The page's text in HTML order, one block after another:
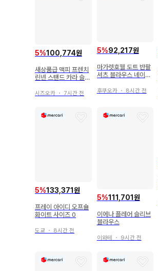
5%100,774원
새상품급 맥피 프렌치
린넨 스탠드 카라 슬리
시즈오카 ・ 7시간 전
5%92,217원
마가렛호웰 도트 반팔
셔츠 블라우스 네이비
후쿠오카・ 8시간 전
5%133,371원
프레이 아이디 오프숄
화이트 사이즈 0
도쿄 ・ 8시간 전
5%111,701원
이에나 플레어 슬리브
블라우스
이와테 ・ 9시간 전